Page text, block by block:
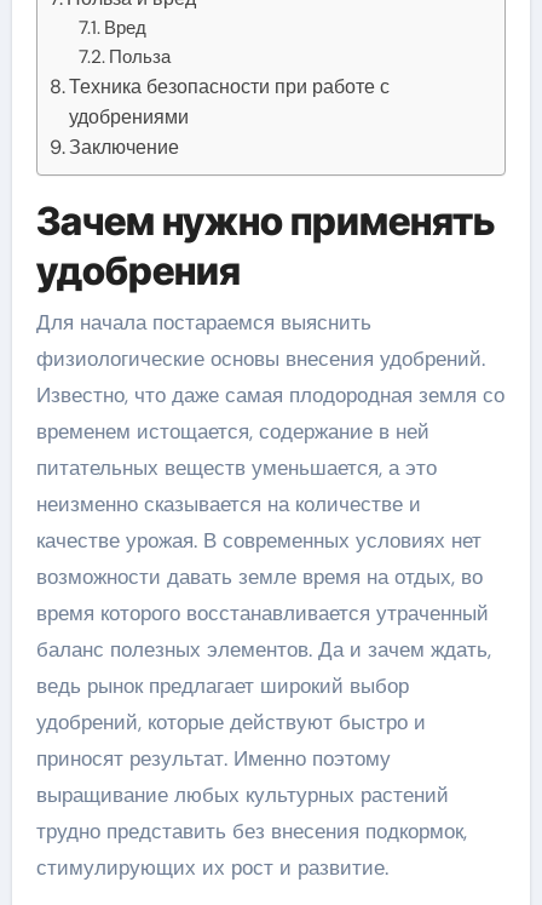
Вред
Польза
Техника безопасности при работе с
удобрениями
Заключение
Зачем нужно применять
удобрения
Для начала постараемся выяснить
физиологические основы внесения удобрений.
Известно, что даже самая плодородная земля со
временем истощается, содержание в ней
питательных веществ уменьшается, а это
неизменно сказывается на количестве и
качестве урожая. В современных условиях нет
возможности давать земле время на отдых, во
время которого восстанавливается утраченный
баланс полезных элементов. Да и зачем ждать,
ведь рынок предлагает широкий выбор
удобрений, которые действуют быстро и
приносят результат. Именно поэтому
выращивание любых культурных растений
трудно представить без внесения подкормок,
стимулирующих их рост и развитие.